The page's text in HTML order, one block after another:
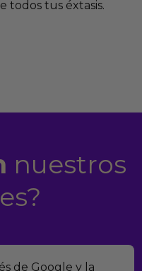
todos tus éxtasis.
nuestros
de Google y la